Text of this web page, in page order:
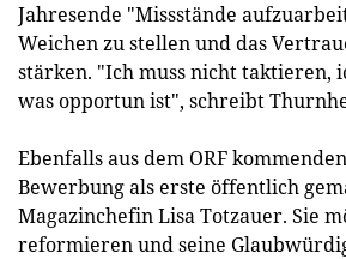
Jahresende "Missstände
Weichen zu stellen und das
stärken. "Ich muss nicht taktieren,
was opportun ist", schreibt
Ebenfalls aus dem ORF
Bewerbung als erste öffentlich
Magazinchefin Lisa Totzauer. Sie
reformieren und seine